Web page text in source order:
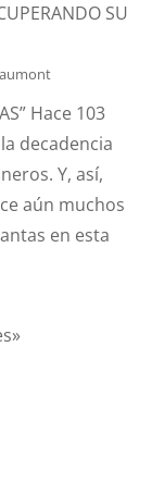
SU
Hace 103
decadencia
Y, así,
aún muchos
en esta